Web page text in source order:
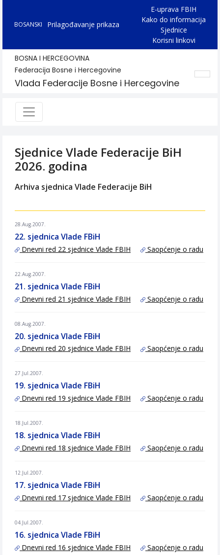
BOSANSKI Prilagođavanje prikaza
E-uprava FBIH
Kako do informacija
Sjednice
Korisni linkovi
BOSNA I HERCEGOVINA
Federacija Bosne i Hercegovine
Vlada Federacije Bosne i Hercegovine
Sjednice Vlade Federacije BiH
2026. godina
Arhiva sjednica Vlade Federacije BiH
28.Aug.2007.
22. sjednica Vlade FBiH
Dnevni red 22 sjednice Vlade FBIH Saopćenje o radu
22.Aug.2007.
21. sjednica Vlade FBiH
Dnevni red 21 sjednice Vlade FBIH Saopćenje o radu
08.Aug.2007.
20. sjednica Vlade FBiH
Dnevni red 20 sjednice Vlade FBIH Saopćenje o radu
27.Jul.2007.
19. sjednica Vlade FBiH
Dnevni red 19 sjednice Vlade FBIH Saopćenje o radu
18.Jul.2007.
18. sjednica Vlade FBiH
Dnevni red 18 sjednice Vlade FBIH Saopćenje o radu
12.Jul.2007.
17. sjednica Vlade FBiH
Dnevni red 17 sjednice Vlade FBIH Saopćenje o radu
04.Jul.2007.
16. sjednica Vlade FBiH
Dnevni red 16 sjednice Vlade FBIH Saopćenje o radu